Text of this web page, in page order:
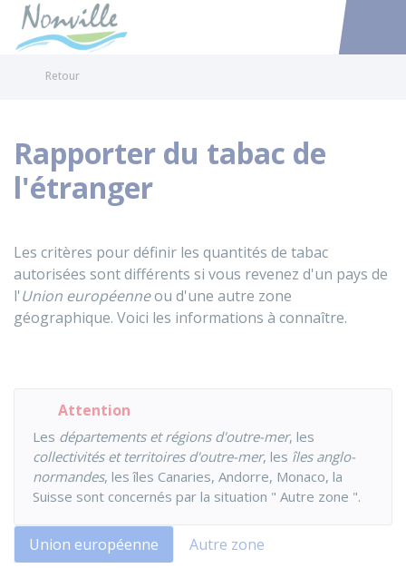
Accéder
Retour
Rapporter du tabac de
l'étranger
Les critères pour définir les quantités de tabac
autorisées sont différents si vous revenez d'un pays de
l'Union européenneou d'une autre zone
géographique. Voici les informations à connaître.
Attention
Les départements et régions d'outre-mer, les
collectivités et territoires d'outre-mer, les îles anglo-
normandes, les îles Canaries, Andorre, Monaco, la
Suisse sont concernés par la situation " Autre zone ".
Union européenne Autre zone